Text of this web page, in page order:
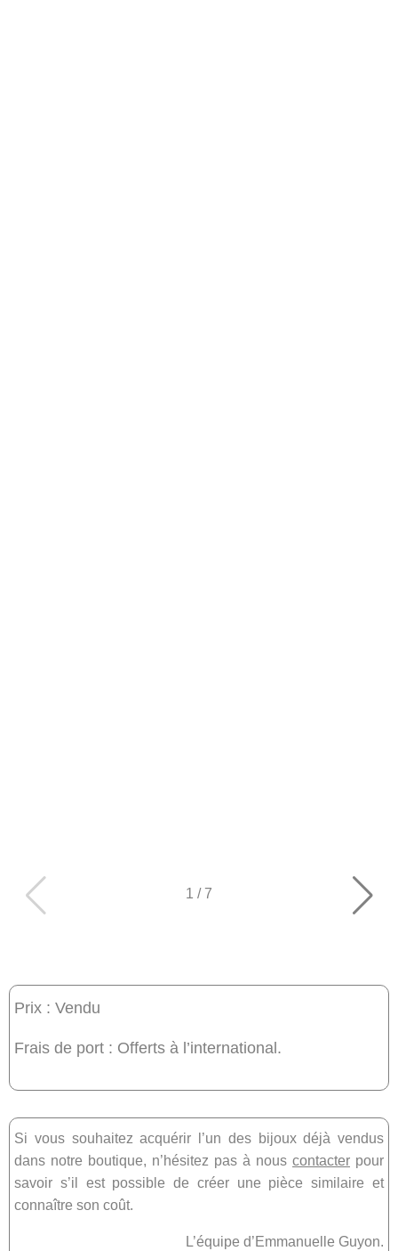
1 / 7
Prix : Vendu
Frais de port : Offerts à l’international.
Si vous souhaitez acquérir l’un des bijoux déjà vendus
dans notre boutique, n’hésitez pas à nous contacter pour
savoir s’il est possible de créer une pièce similaire et
connaître son coût.
L’équipe d’Emmanuelle Guyon.